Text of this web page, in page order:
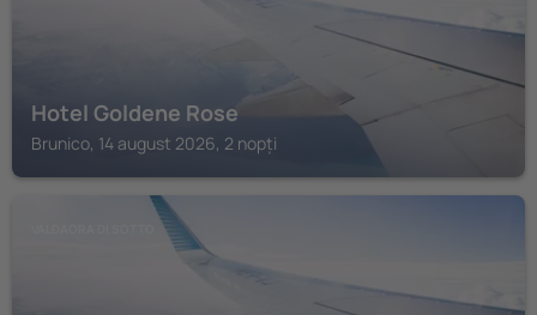
Hotel Goldene Rose
Brunico, 14 august 2026, 2 nopți